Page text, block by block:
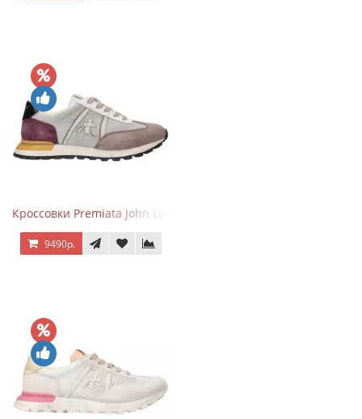
Кроссовки Premiata John Low Gray Brown Purple
9490р.